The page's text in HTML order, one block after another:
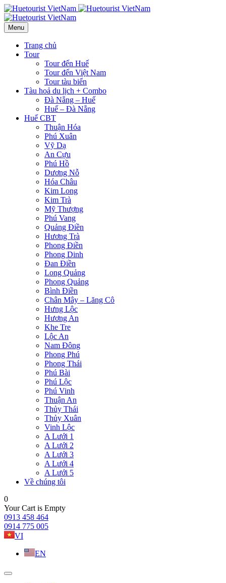
Menu
Trang chủ
Tour
Tour đến Huế
Tour đến Việt Nam
Tour tàu biển
Tàu hoả du lịch + Combo
Đà Nẵng – Huế
Huế – Đà Nẵng
Huế CBT
Thuận Hóa
Phú Xuân
Vỹ Dạ
An Cựu
Phú Hồ
Dương Nỗ
Hóa Châu
Kim Long
Kim Trà
Mỹ Thượng
Phú Vang
Quảng Điền
Hương Trà
Phong Điền
Phong Dinh
Đan Điền
Long Quảng
Phong Quảng
Bình Điền
Chân Mây – Lăng Cô
Hưng Lộc
Hương An
Khe Tre
Lộc An
Nam Đông
Phong Phú
Phong Thái
Phú Bài
Phú Lộc
Phú Vinh
Thuận An
Thủy Thái
Thủy Xuân
Vinh Lộc
A Lưới 1
A Lưới 2
A Lưới 3
A Lưới 4
A Lưới 5
Về chúng tôi
0
Your Cart is Empty
0913 458 464
0914 775 005
VI
EN